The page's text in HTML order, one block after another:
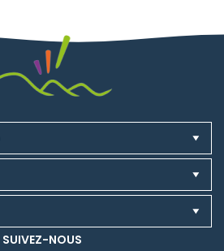
SUIVEZ-NOUS